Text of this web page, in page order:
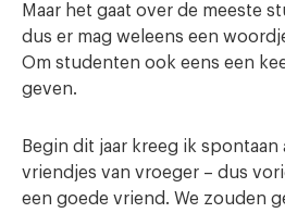
Maar het gaat over de meeste
dus er mag weleens een
Om studenten ook eens een
geven.
Begin dit jaar kreeg ik spontaan
vriendjes van vroeger – dus
een goede vriend. We zouden